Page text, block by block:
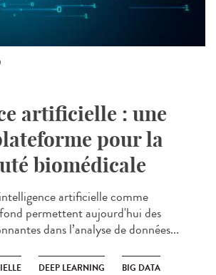
artificielle : une
pour la
biomédicale
artificielle comme
permettent aujourd'hui des
dans l’analyse de données...
DEEP LEARNING BIG DATA